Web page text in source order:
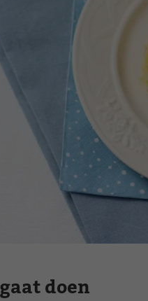
doen